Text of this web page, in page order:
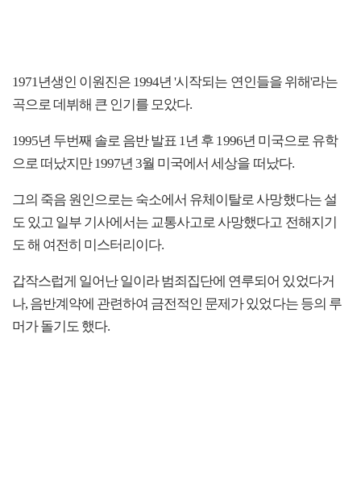
1971년생인 이원진은 1994년 '시작되는 연인들을 위해'라는
곡으로 데뷔해 큰 인기를 모았다.
1995년 두번째 솔로 음반 발표 1년 후 1996년 미국으로 유학
으로 떠났지만 1997년 3월 미국에서 세상을 떠났다.
그의 죽음 원인으로는 숙소에서 유체이탈로 사망했다는 설
도 있고 일부 기사에서는 교통사고로 사망했다고 전해지기
도 해 여전히 미스터리이다.
갑작스럽게 일어난 일이라 범죄집단에 연루되어 있었다거
나, 음반계약에 관련하여 금전적인 문제가 있었다는 등의 루
머가 돌기도 했다.